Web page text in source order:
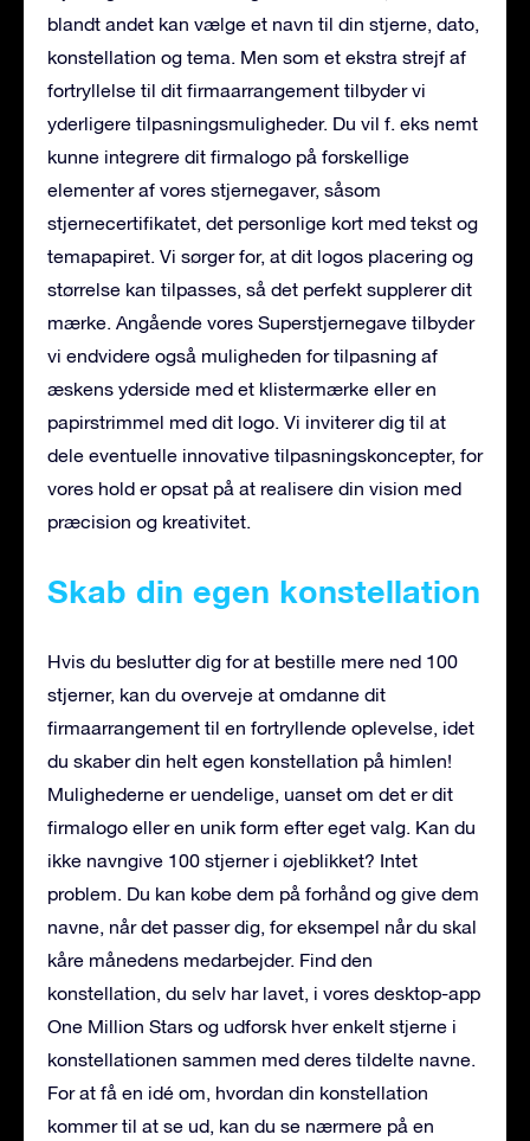
blandt andet kan vælge et navn til din stjerne, dato,
konstellation og tema. Men som et ekstra strejf af
fortryllelse til dit firmaarrangement tilbyder vi
yderligere tilpasningsmuligheder. Du vil f. eks nemt
kunne integrere dit firmalogo på forskellige
elementer af vores stjernegaver, såsom
stjernecertifikatet, det personlige kort med tekst og
temapapiret. Vi sørger for, at dit logos placering og
størrelse kan tilpasses, så det perfekt supplerer dit
mærke. Angående vores Superstjernegave tilbyder
vi endvidere også muligheden for tilpasning af
æskens yderside med et klistermærke eller en
papirstrimmel med dit logo. Vi inviterer dig til at
dele eventuelle innovative tilpasningskoncepter, for
vores hold er opsat på at realisere din vision med
præcision og kreativitet.
Skab din egen konstellation
Hvis du beslutter dig for at bestille mere ned 100
stjerner, kan du overveje at omdanne dit
firmaarrangement til en fortryllende oplevelse, idet
du skaber din helt egen konstellation på himlen!
Mulighederne er uendelige, uanset om det er dit
firmalogo eller en unik form efter eget valg. Kan du
ikke navngive 100 stjerner i øjeblikket? Intet
problem. Du kan købe dem på forhånd og give dem
navne, når det passer dig, for eksempel når du skal
kåre månedens medarbejder. Find den
konstellation, du selv har lavet, i vores desktop-app
One Million Stars og udforsk hver enkelt stjerne i
konstellationen sammen med deres tildelte navne.
For at få en idé om, hvordan din konstellation
kommer til at se ud, kan du se nærmere på en